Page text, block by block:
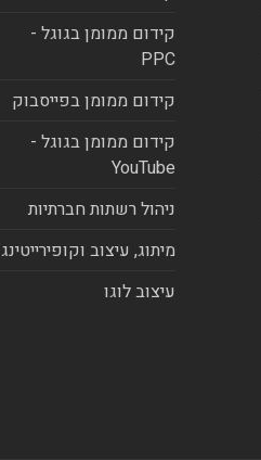
קידום ממומן בגוגל -
PPC
קידום ממומן בפייסבוק
קידום ממומן בגוגל -
YouTube
ניהול רשתות חברתיות
מיתוג, עיצוב וקופירייטינג
עיצוב לוגו